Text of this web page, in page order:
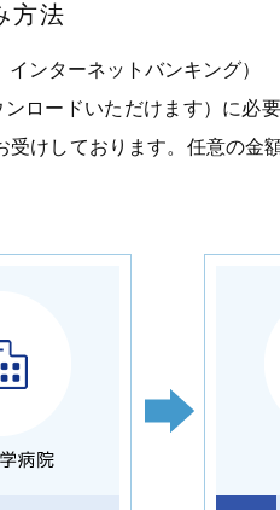
方法
ンターネットバンキング）
ロードいただけます）に必
けしております。任意の金